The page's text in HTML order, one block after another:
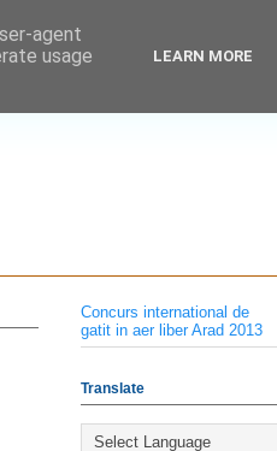
Concurs international de
gatit in aer liber Arad 2013
Translate
agent
usage
LEARN MORE